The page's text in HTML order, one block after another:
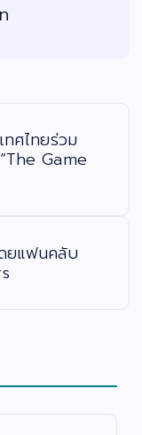
ศไทยร่วม
Game
ดยแฟนคลับ